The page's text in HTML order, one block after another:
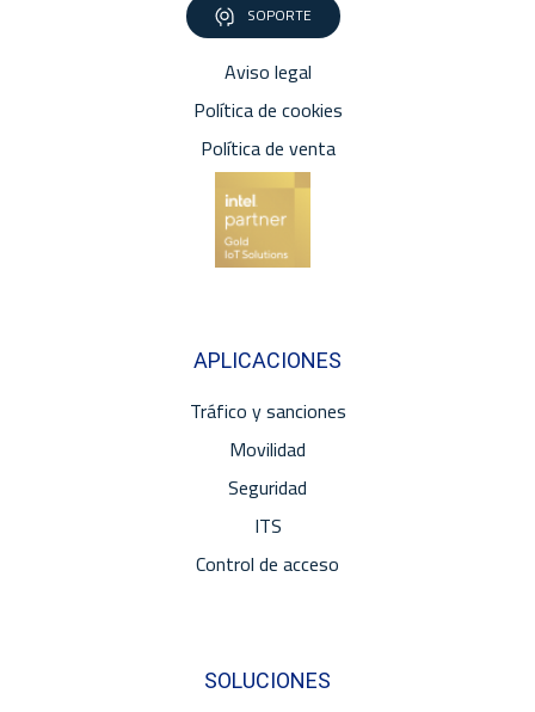
SOPORTE
Aviso legal
Política de cookies
Política de venta
APLICACIONES
Tráfico y sanciones
Movilidad
Seguridad
ITS
Control de acceso
SOLUCIONES